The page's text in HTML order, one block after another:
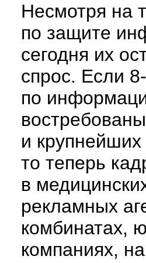
Несмотря на
по защите
сегодня их
спрос. Если
по
и
то теперь
в
рекламных
комбинатах,
компаниях,